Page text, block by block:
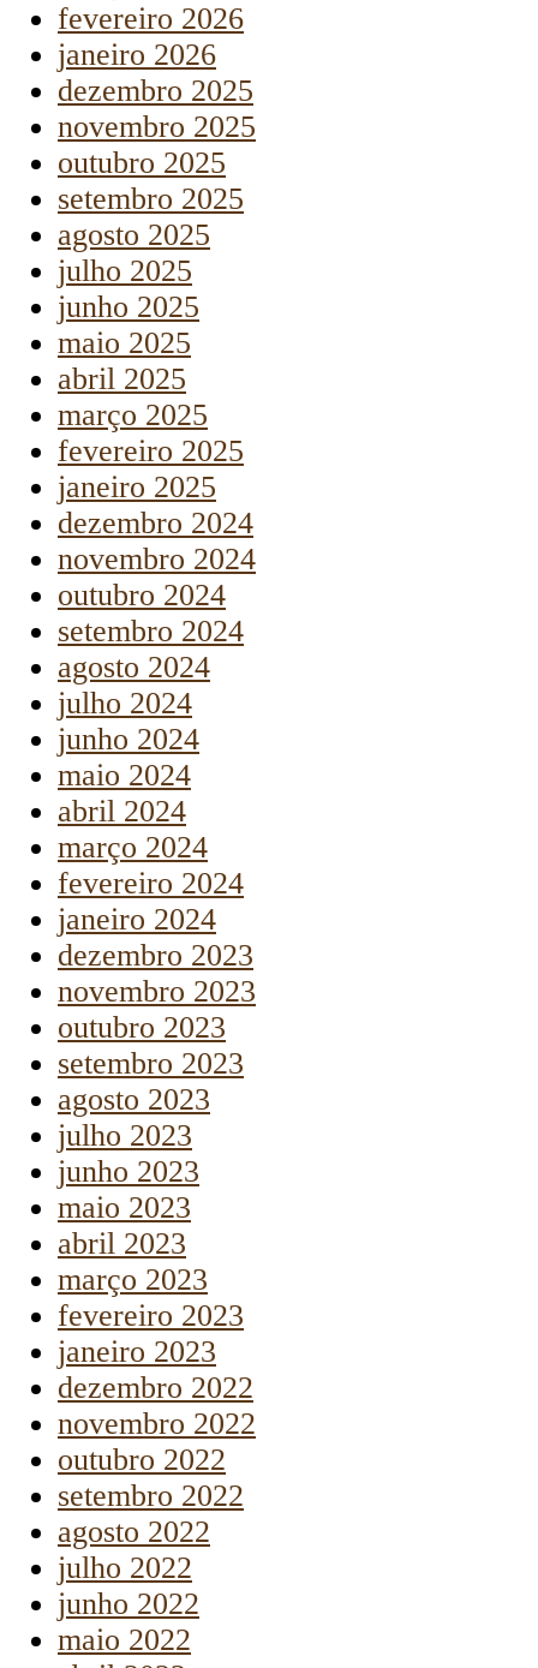
fevereiro 2026
janeiro 2026
dezembro 2025
novembro 2025
outubro 2025
setembro 2025
agosto 2025
julho 2025
junho 2025
maio 2025
abril 2025
março 2025
fevereiro 2025
janeiro 2025
dezembro 2024
novembro 2024
outubro 2024
setembro 2024
agosto 2024
julho 2024
junho 2024
maio 2024
abril 2024
março 2024
fevereiro 2024
janeiro 2024
dezembro 2023
novembro 2023
outubro 2023
setembro 2023
agosto 2023
julho 2023
junho 2023
maio 2023
abril 2023
março 2023
fevereiro 2023
janeiro 2023
dezembro 2022
novembro 2022
outubro 2022
setembro 2022
agosto 2022
julho 2022
junho 2022
maio 2022